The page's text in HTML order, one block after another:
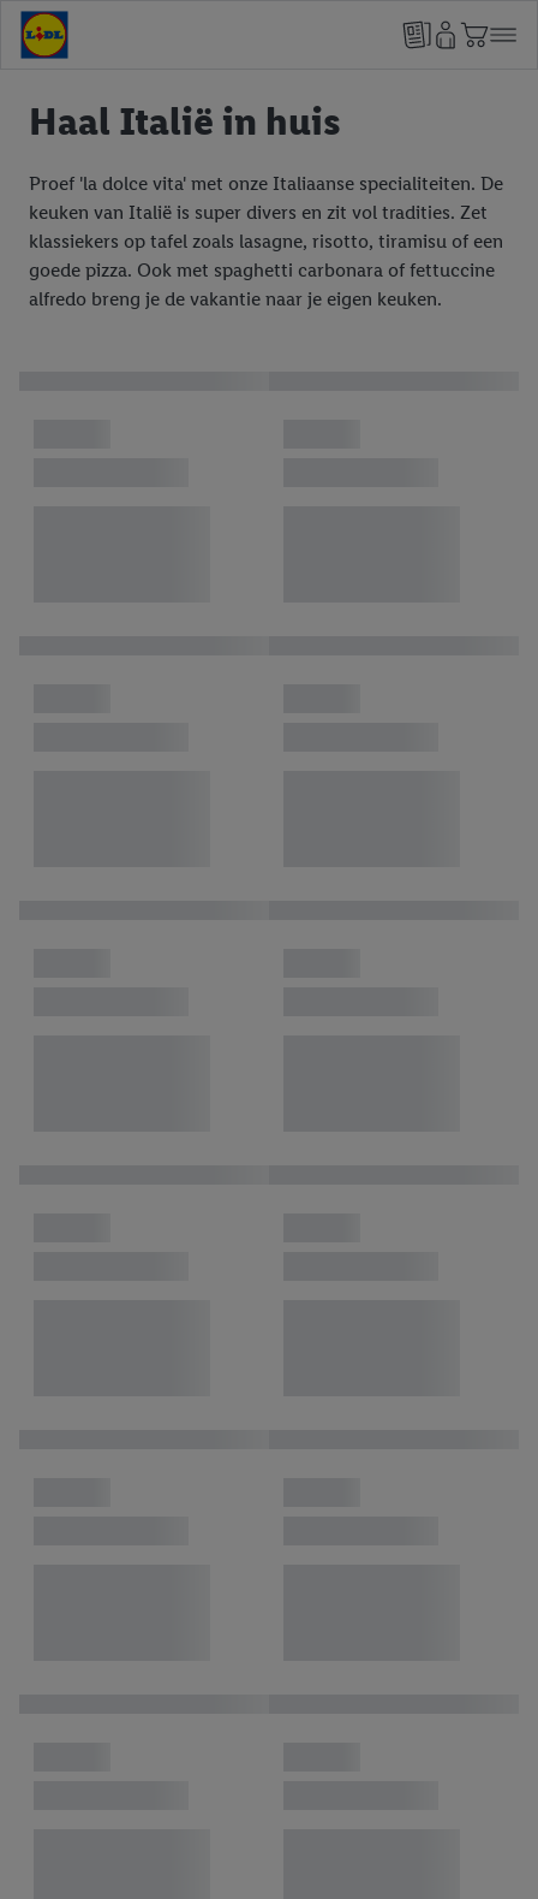
Haal Italië in huis
Proef 'la dolce vita' met onze Italiaanse specialiteiten. De
keuken van Italië is super divers en zit vol tradities. Zet
klassiekers op tafel zoals lasagne, risotto, tiramisu of een
goede pizza. Ook met spaghetti carbonara of fettuccine
alfredo breng je de vakantie naar je eigen keuken.